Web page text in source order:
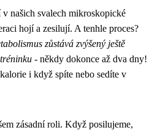
našich svalech mikroskopické
hojí a zesilují. A tenhle proces?
zůstává zvýšený ještě
- někdy dokonce až dva dny!
i když spíte nebo sedíte v
zásadní roli. Když posilujeme,